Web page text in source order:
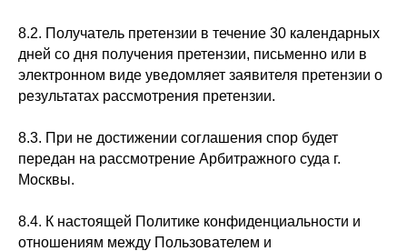
8.2. Получатель претензии в течение 30 календарных
дней со дня получения претензии, письменно или в
электронном виде уведомляет заявителя претензии о
результатах рассмотрения претензии.
8.3. При не достижении соглашения спор будет
передан на рассмотрение Арбитражного суда г.
Москвы.
8.4. К настоящей Политике конфиденциальности и
отношениям между Пользователем и